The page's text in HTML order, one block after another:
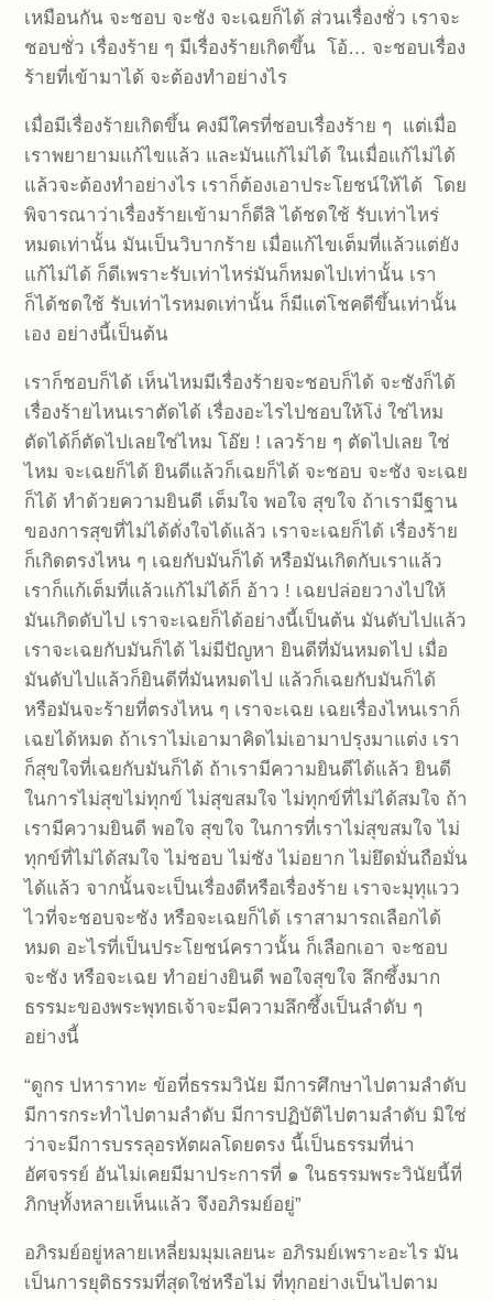
เหมือนกัน จะชอบ จะชัง จะเฉยก็ได้ ส่วนเรื่องชั่ว เราจะ
ชอบชั่ว เรื่องร้าย ๆ มีเรื่องร้ายเกิดขึ้น โอ้… จะชอบเรื่อง
ร้ายที่เข้ามาได้ จะต้องทำอย่างไร
เมื่อมีเรื่องร้ายเกิดขึ้น คงมีใครที่ชอบเรื่องร้าย ๆ แต่เมื่อ
เราพยายามแก้ไขแล้ว และมันแก้ไม่ได้ ในเมื่อแก้ไม่ได้
แล้วจะต้องทำอย่างไร เราก็ต้องเอาประโยชน์ให้ได้ โดย
พิจารณาว่าเรื่องร้ายเข้ามาก็ดีสิ ได้ชดใช้ รับเท่าไหร่
หมดเท่านั้น มันเป็นวิบากร้าย เมื่อแก้ไขเต็มที่แล้วแต่ยัง
แก้ไม่ได้ ก็ดีเพราะรับเท่าไหร่มันก็หมดไปเท่านั้น เรา
ก็ได้ชดใช้ รับเท่าไรหมดเท่านั้น ก็มีแต่โชคดีขึ้นเท่านั้น
เอง อย่างนี้เป็นต้น
เราก็ชอบก็ได้ เห็นไหมมีเรื่องร้ายจะชอบก็ได้ จะชังก็ได้
เรื่องร้ายไหนเราตัดได้ เรื่องอะไรไปชอบให้โง่ ใช่ไหม
ตัดได้ก็ตัดไปเลยใช่ไหม โอ๊ย ! เลวร้าย ๆ ตัดไปเลย ใช่
ไหม จะเฉยก็ได้ ยินดีแล้วก็เฉยก็ได้ จะชอบ จะชัง จะเฉย
ก็ได้ ทำด้วยความยินดี เต็มใจ พอใจ สุขใจ ถ้าเรามีฐาน
ของการสุขที่ไม่ได้ดั่งใจได้แล้ว เราจะเฉยก็ได้ เรื่องร้าย
ก็เกิดตรงไหน ๆ เฉยกับมันก็ได้ หรือมันเกิดกับเราแล้ว
เราก็แก้เต็มที่แล้วแก้ไม่ได้ก็ อ้าว ! เฉยปล่อยวางไปให้
มันเกิดดับไป เราจะเฉยก็ได้อย่างนี้เป็นต้น มันดับไปแล้ว
เราจะเฉยกับมันก็ได้ ไม่มีปัญหา ยินดีที่มันหมดไป เมื่อ
มันดับไปแล้วก็ยินดีที่มันหมดไป แล้วก็เฉยกับมันก็ได้
หรือมันจะร้ายที่ตรงไหน ๆ เราจะเฉย เฉยเรื่องไหนเราก็
เฉยได้หมด ถ้าเราไม่เอามาคิดไม่เอามาปรุงมาแต่ง เรา
ก็สุขใจที่เฉยกับมันก็ได้ ถ้าเรามีความยินดีได้แล้ว ยินดี
ในการไม่สุขไม่ทุกข์ ไม่สุขสมใจ ไม่ทุกข์ที่ไม่ได้สมใจ ถ้า
เรามีความยินดี พอใจ สุขใจ ในการที่เราไม่สุขสมใจ ไม่
ทุกข์ที่ไม่ได้สมใจ ไม่ชอบ ไม่ชัง ไม่อยาก ไม่ยึดมั่นถือมั่น
ได้แล้ว จากนั้นจะเป็นเรื่องดีหรือเรื่องร้าย เราจะมุทุแวว
ไวที่จะชอบจะชัง หรือจะเฉยก็ได้ เราสามารถเลือกได้
หมด อะไรที่เป็นประโยชน์คราวนั้น ก็เลือกเอา จะชอบ
จะชัง หรือจะเฉย ทำอย่างยินดี พอใจสุขใจ ลึกซึ้งมาก
ธรรมะของพระพุทธเจ้าจะมีความลึกซึ้งเป็นลำดับ ๆ
อย่างนี้
“ดูกร ปหาราทะ ข้อที่ธรรมวินัย มีการศึกษาไปตามลำดับ
มีการกระทำไปตามลำดับ มีการปฏิบัติไปตามลำดับ มิใช่
ว่าจะมีการบรรลุอรหัตผลโดยตรง นี้เป็นธรรมที่น่า
อัศจรรย์ อันไม่เคยมีมาประการที่ ๑ ในธรรมพระวินัยนี้ที่
ภิกษุทั้งหลายเห็นแล้ว จึงอภิรมย์อยู่”
อภิรมย์อยู่หลายเหลี่ยมมุมเลยนะ อภิรมย์เพราะอะไร มัน
เป็นการยุติธรรมที่สุดใช่หรือไม่ ที่ทุกอย่างเป็นไปตาม